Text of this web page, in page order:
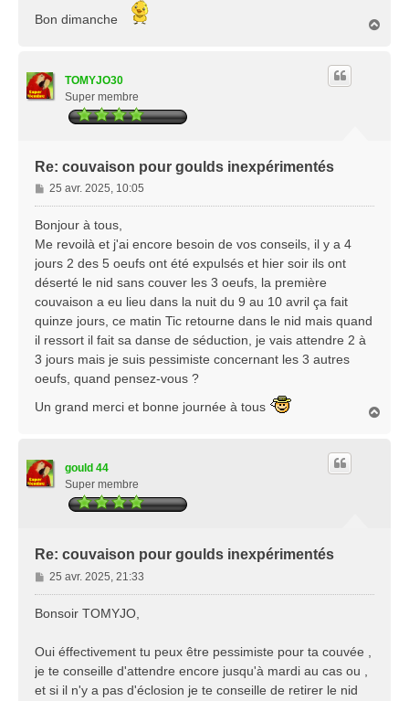
Bon dimanche
TOMYJO30
Super membre
Re: couvaison pour goulds inexpérimentés
M
e
s
g
e
25 avr. 2025, 10:05
Bonjour à tous,
Me revoilà et j'ai encore besoin de vos conseils, il y a 4
jours 2 des 5 oeufs ont été expulsés et hier soir ils ont
déserté le nid sans couver les 3 oeufs, la première
couvaison a eu lieu dans la nuit du 9 au 10 avril ça fait
quinze jours, ce matin Tic retourne dans le nid mais quand
il ressort il fait sa danse de séduction, je vais attendre 2 à
3 jours mais je suis pessimiste concernant les 3 autres
oeufs, quand pensez-vous ?
Un grand merci et bonne journée à tous
gould 44
Super membre
Re: couvaison pour goulds inexpérimentés
M
e
s
g
e
25 avr. 2025, 21:33
Bonsoir TOMYJO,
Oui éffectivement tu peux être pessimiste pour ta couvée ,
je te conseille d'attendre encore jusqu'à mardi au cas ou ,
et si il n'y a pas d'éclosion je te conseille de retirer le nid